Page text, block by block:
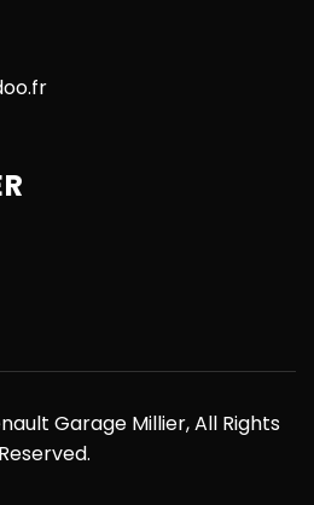
Garage Millier, All Rights
Reserved.